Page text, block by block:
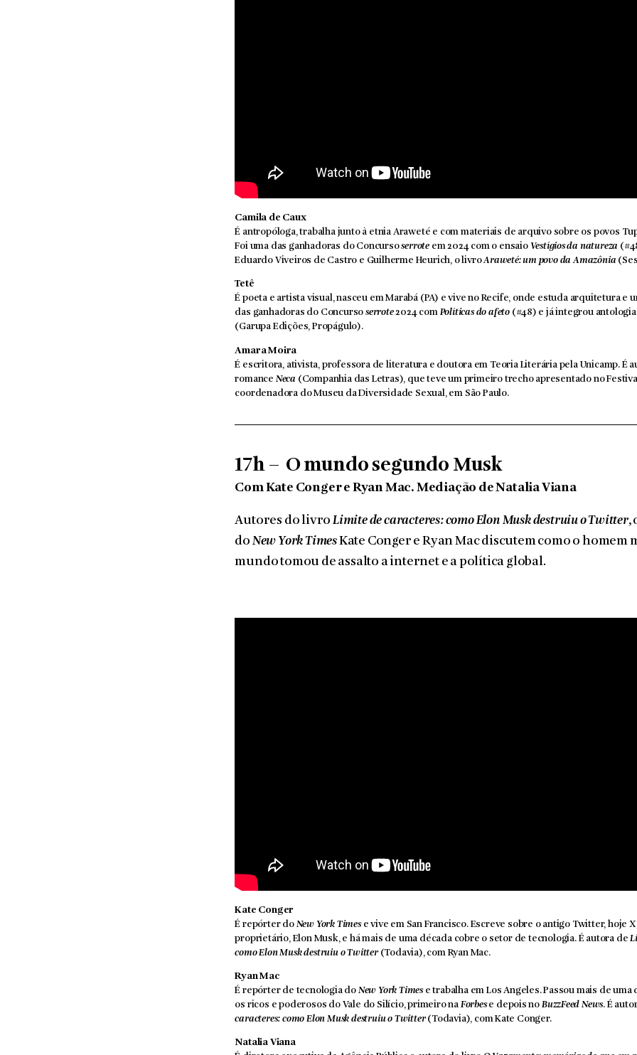
Camila de Caux
É antropóloga, trabalha junto à etnia Araweté e com materiais de arquivo sobre os povos
Foi uma das ganhadoras do Concursoserroteem 2024 com o ensaio Vestígios da natureza
Eduardo Viveiros de Castro e Guilherme Heurich, o livroAraweté: um povo da Amazônia
Tetê
É poeta e artista visual, nasceu em Marabá (PA) e vive no Recife, onde estuda arquitetura e
das ganhadoras do Concurso serrote2024 com Políticas do afeto(#48) e já integrou
(Garupa Edições, Propágulo).
Amara Moira
É escritora, ativista, professora de literatura e doutora em Teoria Literária pela Unicamp. É
romance Neca(Companhia das Letras), que teve um primeiro trecho apresentado no
coordenadora do Museu da Diversidade Sexual, em São Paulo.
17h – O mundo segundo Musk
Com Kate Conger e Ryan Mac. Mediação de Natalia Viana
Autores do livro Limite de caracteres: como Elon Musk destruiu o Twitter,
do New York TimesKate Conger e Ryan Mac discutem como o homem
mundo tomou de assalto a internet e a política global.
Kate Conger
É repórter do New York Timese vive em San Francisco. Escreve sobre o antigo Twitter, hoje
proprietário, Elon Musk, e há mais de uma década cobre o setor de tecnologia. É autora de
como Elon Musk destruiu o Twitter(Todavia), com Ryan Mac.
Ryan Mac
É repórter de tecnologia do New York Timese trabalha em Los Angeles. Passou mais de
os ricos e poderosos do Vale do Silício, primeiro na Forbese depois no BuzzFeed News. É
caracteres: como Elon Musk destruiu o Twitter(Todavia), com Kate Conger.
Natalia Viana